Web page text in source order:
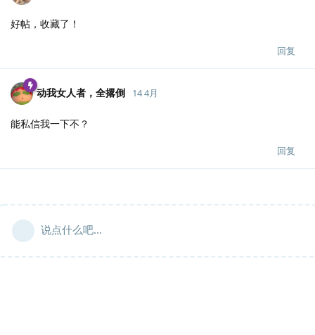
好帖，收藏了！
回复
动我女人者，全撂倒 14 4月
能私信我一下不？
回复
说点什么吧...